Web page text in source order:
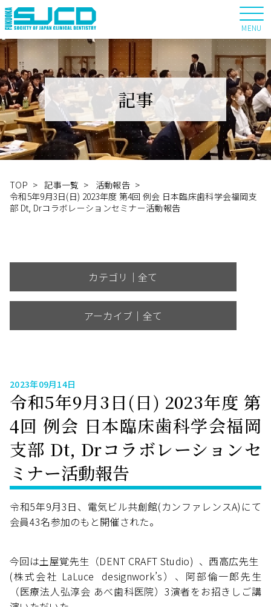
MENU
記事
TOP > 記事一覧 > 活動報告 >
令和5年9月3日(日) 2023年度 第4回 例会 日本臨床歯科学会福岡支
部 Dt, Drコラボレーションセミナー活動報告
カテゴリ｜全て
アーカイブ｜全て
2023年09月14日
令和5年9月3日(日) 2023年度 第
4回 例会 日本臨床歯科学会福岡
支部 Dt, Drコラボレーションセ
ミナー活動報告
令和5年9月3日、電気ビル共創館(カンファレンスA)にて
会員43名参加のもと開催された。
今回は土屋覚先生（DENT CRAFT Studio) 、西高広先生
(株式会社 LaLuce designwork’s）、阿部倫一郎先生
（医療法人弘淳会 あべ歯科医院）3演者をお招きしご講